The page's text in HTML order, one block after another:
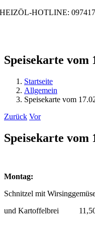
Zum
HEIZÖL-HOTLINE:
Speisekarte vom
Startseite
Allgemein
Speisekarte vom
Zurück Vor
Speisekarte vom
Montag:
Schnitzel mit
und Kartoffelbrei